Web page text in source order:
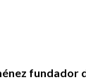
fundador